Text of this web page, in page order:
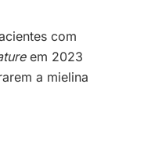
com
em 2023
a mielina